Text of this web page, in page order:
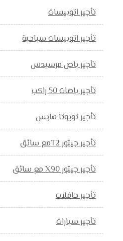
تأجير اتوبيسات
تأجير اتوبيسات سياحية
تأجير باص مرسيدس
تأجير باصات 50 راكب
تأجير تويوتا هايس
تأجير جيتور T2مع سائق
تأجير جيتور X90 مع سائق
تأجير حافلات
تأجير سيارات